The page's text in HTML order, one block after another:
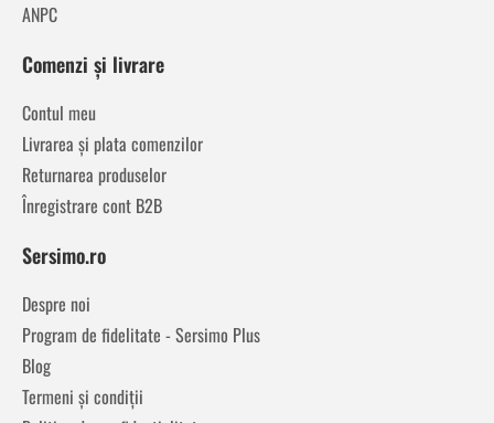
ANPC
Comenzi și livrare
Contul meu
Livrarea și plata comenzilor
Returnarea produselor
Înregistrare cont B2B
Sersimo.ro
Despre noi
Program de fidelitate - Sersimo Plus
Blog
Termeni și condiții